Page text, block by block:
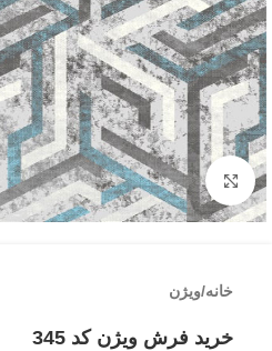
بزرگنمایی تصویر
خانه/ویژن
خرید فرش ویژن کد 345